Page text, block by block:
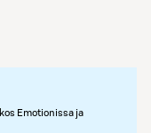
Emotionissa ja